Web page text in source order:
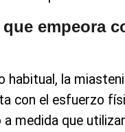
empeora
habitual, la
con el esfuerzo
a medida que